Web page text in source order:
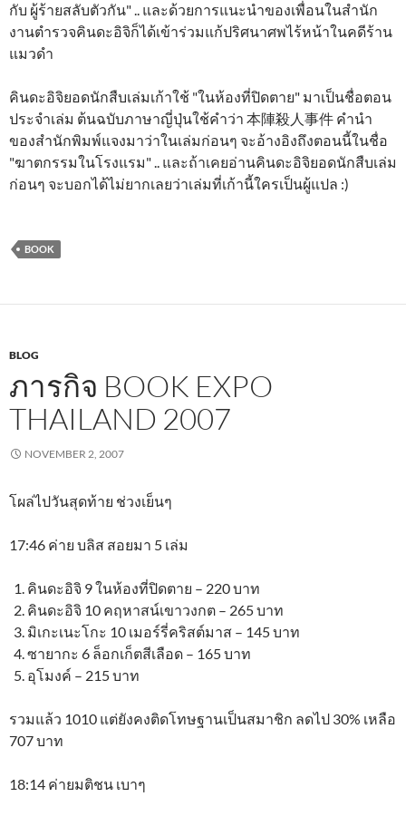
กับ ผู้ร้ายสลับตัวกัน" .. และด้วยการแนะนำของเพื่อนในสำนัก
งานตำรวจคินดะอิจิก็ได้เข้าร่วมแก้ปริศนาศพไร้หน้าในคดีร้าน
แมวดำ
คินดะอิจิยอดนักสืบเล่มเก้าใช้ "ในห้องที่ปิดตาย" มาเป็นชื่อตอน
ประจำเล่ม ต้นฉบับภาษาญี่ปุ่นใช้คำว่า 本陣殺人事件 คำนำ
ของสำนักพิมพ์แจงมาว่าในเล่มก่อนๆ จะอ้างอิงถึงตอนนี้ในชื่อ
"ฆาตกรรมในโรงแรม" .. และถ้าเคยอ่านคินดะอิจิยอดนักสืบเล่ม
ก่อนๆ จะบอกได้ไม่ยากเลยว่าเล่มที่เก้านี้ใครเป็นผู้แปล :)
BOOK
BLOG
ภารกิจ BOOK EXPO
THAILAND 2007
NOVEMBER 2, 2007
โผล่ไปวันสุดท้าย ช่วงเย็นๆ
17:46 ค่าย บลิส สอยมา 5 เล่ม
คินดะอิจิ 9 ในห้องที่ปิดตาย – 220 บาท
คินดะอิจิ 10 คฤหาสน์เขาวงกต – 265 บาท
มิเกะเนะโกะ 10 เมอร์รี่คริสต์มาส – 145 บาท
ซายากะ 6 ล็อกเก็ตสีเลือด – 165 บาท
อุโมงค์ – 215 บาท
รวมแล้ว 1010 แต่ยังคงติดโทษฐานเป็นสมาชิก ลดไป 30% เหลือ
707 บาท
18:14 ค่ายมติชน เบาๆ